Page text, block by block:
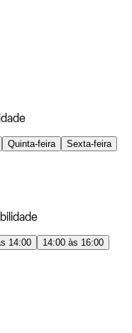
Quinta-feira
Sexta-feira
14:00
14:00 às 16:00